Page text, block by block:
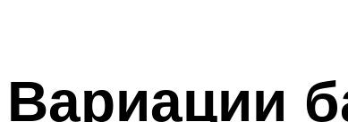
Вариации